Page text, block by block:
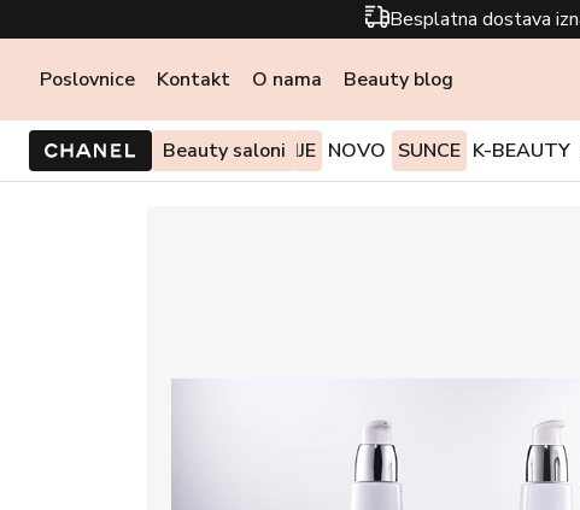
Besplatna dostava
Poslovnice Kontakt O nama Beauty blog
Beauty saloni
PONUDE I AKCIJE NOVO SUNCE K-BEAUTY